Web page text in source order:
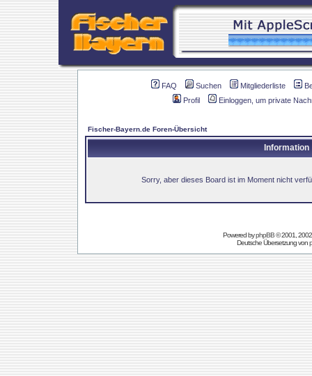
FAQ Suchen Mitgliederliste
Profil
Einloggen, um private
Fischer-Bayern.de Foren-Übersicht
Information
Sorry, aber dieses Board ist im Moment nicht
Powered byphpBB© 2001,
Deutsche Übersetzung von